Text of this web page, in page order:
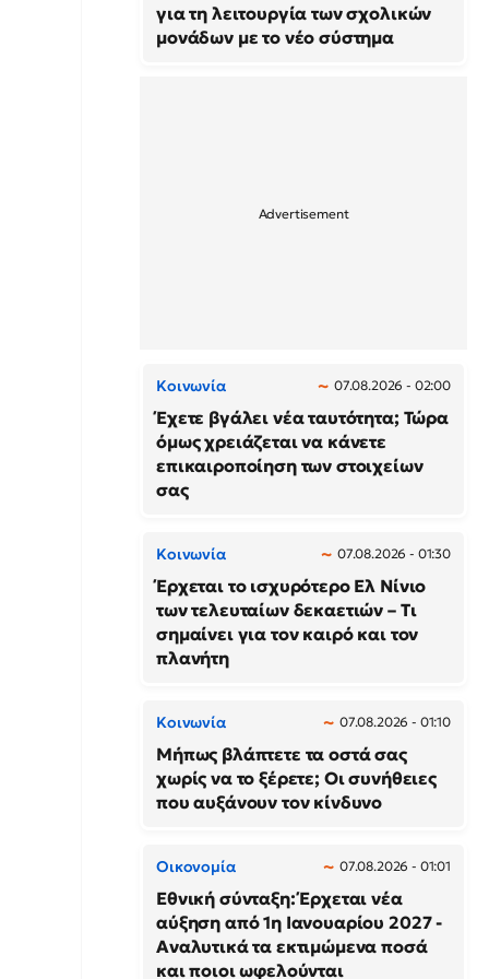
για τη λειτουργία των σχολικών
μονάδων με το νέο σύστημα
Κοινωνία 07.08.2026 - 02:00
Έχετε βγάλει νέα ταυτότητα; Τώρα
όμως χρειάζεται να κάνετε
επικαιροποίηση των στοιχείων
σας
Κοινωνία 07.08.2026 - 01:30
Έρχεται το ισχυρότερο Ελ Νίνιο
των τελευταίων δεκαετιών – Τι
σημαίνει για τον καιρό και τον
πλανήτη
Κοινωνία 07.08.2026 - 01:10
Μήπως βλάπτετε τα οστά σας
χωρίς να το ξέρετε; Οι συνήθειες
που αυξάνουν τον κίνδυνο
Οικονομία 07.08.2026 - 01:01
Εθνική σύνταξη: Έρχεται νέα
αύξηση από 1η Ιανουαρίου 2027 -
Αναλυτικά τα εκτιμώμενα ποσά
και ποιοι ωφελούνται